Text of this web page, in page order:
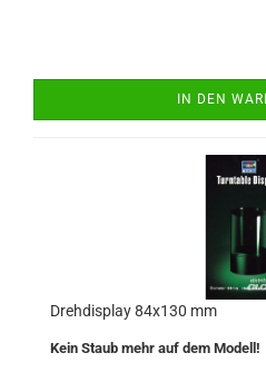
IN DEN
Drehdisplay 84x130 mm
Kein Staub mehr auf dem Modell!